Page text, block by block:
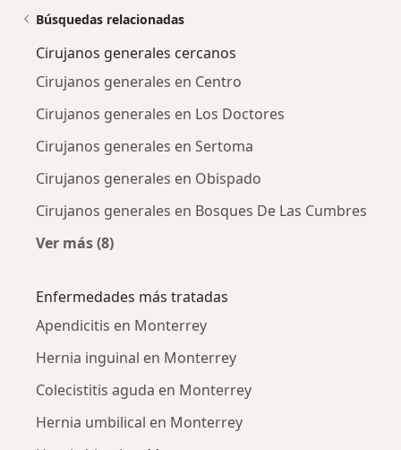
Búsquedas relacionadas
Cirujanos generales cercanos
Cirujanos generales en Centro
Cirujanos generales en Los Doctores
Cirujanos generales en Sertoma
Cirujanos generales en Obispado
Cirujanos generales en Bosques De Las Cumbres
Ver más (8)
Enfermedades más tratadas
Apendicitis en Monterrey
Hernia inguinal en Monterrey
Colecistitis aguda en Monterrey
Hernia umbilical en Monterrey